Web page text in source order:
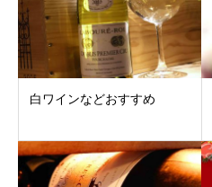
白ワインなどおすすめ